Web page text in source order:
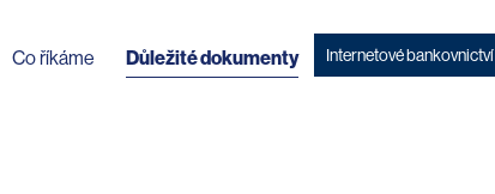
Co říkáme Důležité dokumenty Internetové bankovnictví